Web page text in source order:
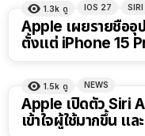
1.3k ดู IOS 27 SIRI
Apple เผยรายชื่ออุ
ตั้งแต่ iPhone 15
1.5k ดู NEWS
Apple เปิดตัว Siri
เข้าใจผู้ใช้มากขึ้น แล